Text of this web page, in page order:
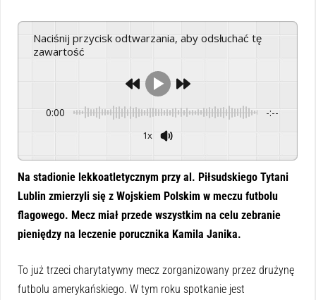
Naciśnij przycisk odtwarzania, aby odsłuchać tę
zawartość
0:00 -:--
1x
Na stadionie lekkoatletycznym przy al. Piłsudskiego Tytani
Lublin zmierzyli się z Wojskiem Polskim w meczu futbolu
flagowego. Mecz miał przede wszystkim na celu zebranie
pieniędzy na leczenie porucznika Kamila Janika.
To już trzeci charytatywny mecz zorganizowany przez drużynę
futbolu amerykańskiego. W tym roku spotkanie jest